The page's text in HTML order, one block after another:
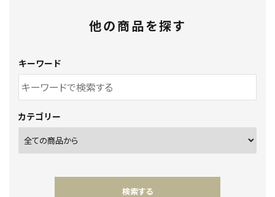
他の商品を探す
キーワード
カテゴリー
検索する